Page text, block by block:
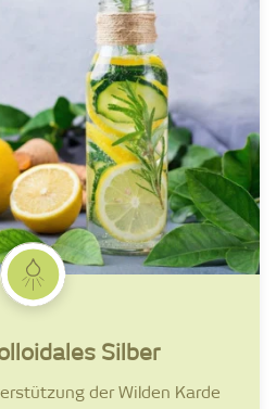
Silber
der Wilden Karde